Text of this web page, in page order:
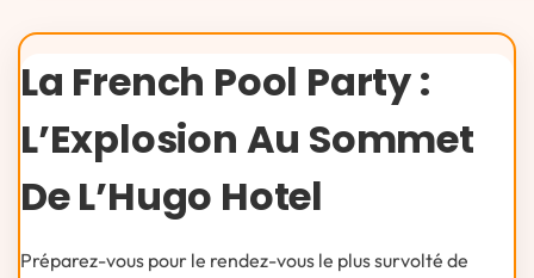
La French Pool Party :
L’Explosion Au Sommet
De L’Hugo Hotel
Préparez-vous pour le rendez-vous le plus survolté de